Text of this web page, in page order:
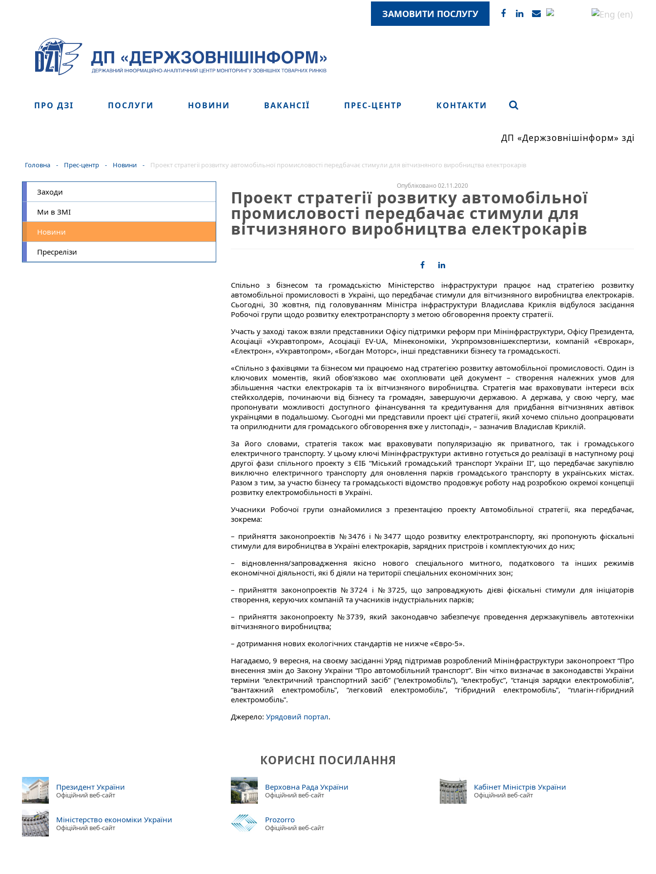
ЗАМОВИТИ ПОСЛУГУ
ПРО ДЗІ ПОСЛУГИ НОВИНИ ВАКАНСІЇ ПРЕС-ЦЕНТР КОНТАКТИ
ДП «Держзовнішінформ»
Головна - Прес-центр - Новини - Проект стратегії розвитку автомобільної промисловості передбачає стимули для вітчизняного виробництва електрокарів
Заходи
Ми в ЗМІ
Новини
Пресрелізи
Опубліковано 02.11.2020
Проект стратегії розвитку автомобільної
промисловості передбачає стимули для
вітчизняного виробництва електрокарів
Спільно з бізнесом та громадськістю Міністерство інфраструктури працює над стратегією розвитку
автомобільної промисловості в Україні, що передбачає стимули для вітчизняного виробництва електрокарів.
Сьогодні, 30 жовтня, під головуванням Міністра інфраструктури Владислава Криклія відбулося засідання
Робочої групи щодо розвитку електротранспорту з метою обговорення проекту стратегії.
Участь у заході також взяли представники Офісу підтримки реформ при Мінінфраструктури, Офісу Президента,
Асоціації «Укравтопром», Асоціації EV-UA, Мінекономіки, Укрпромзовнішекспертизи, компаній «Єврокар»,
«Електрон», «Укравтопром», «Богдан Моторс», інші представники бізнесу та громадськості.
«Спільно з фахівцями та бізнесом ми працюємо над стратегією розвитку автомобільної промисловості. Один із
ключових моментів, який обов’язково має охоплювати цей документ – створення належних умов для
збільшення частки електрокарів та їх вітчизняного виробництва. Стратегія має враховувати інтереси всіх
стейкхолдерів, починаючи від бізнесу та громадян, завершуючи державою. А держава, у свою чергу, має
пропонувати можливості доступного фінансування та кредитування для придбання вітчизняних автівок
українцями в подальшому. Сьогодні ми представили проект цієї стратегії, який хочемо спільно доопрацювати
та оприлюднити для громадського обговорення вже у листопаді», – зазначив Владислав Криклій.
За його словами, стратегія також має враховувати популяризацію як приватного, так і громадського
електричного транспорту. У цьому ключі Мінінфраструктури активно готується до реалізації в наступному році
другої фази спільного проекту з ЄІБ “Міський громадський транспорт України ІІ”, що передбачає закупівлю
виключно електричного транспорту для оновлення парків громадського транспорту в українських містах.
Разом з тим, за участю бізнесу та громадськості відомство продовжує роботу над розробкою окремої концепції
розвитку електромобільності в Україні.
Учасники Робочої групи ознайомилися з презентацією проекту Автомобільної стратегії, яка передбачає,
зокрема:
– прийняття законопроектів №3476 і №3477 щодо розвитку електротранспорту, які пропонують фіскальні
стимули для виробництва в Україні електрокарів, зарядних пристроїв і комплектуючих до них;
– відновлення/запровадження якісно нового спеціального митного, податкового та інших режимів
економічної діяльності, які б діяли на території спеціальних економічних зон;
– прийняття законопроектів №3724 і №3725, що запроваджують дієві фіскальні стимули для ініціаторів
створення, керуючих компаній та учасників індустріальних парків;
– прийняття законопроекту №3739, який законодавчо забезпечує проведення держзакупівель автотехніки
вітчизняного виробництва;
– дотримання нових екологічних стандартів не нижче «Євро-5».
Нагадаємо, 9 вересня, на своєму засіданні Уряд підтримав розроблений Мінінфраструктури законопроект “Про
внесення змін до Закону України “Про автомобільний транспорт”. Він чітко визначає в законодавстві України
терміни “електричний транспортний засіб” (“електромобіль”), “електробус”, “станція зарядки електромобілів”,
“вантажний електромобіль”, “легковий електромобіль”, “гібридний електромобіль”, “плагін-гібридний
електромобіль”.
Джерело: Урядовий портал.
КОРИСНІ ПОСИЛАННЯ
Президент України
Офіційний веб-сайт
Верховна Рада України
Офіційний веб-сайт
Кабінет Міністрів України
Офіційний веб-сайт
Міністерство економіки України
Офіційний веб-сайт
Prozorro
Офіційний веб-сайт